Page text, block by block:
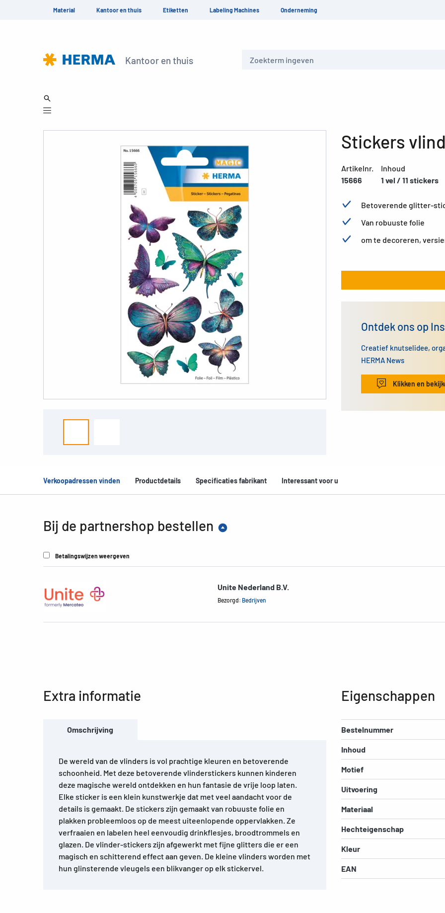
Material Kantoor en thuis Etiketten Labeling Machines Onderneming
Kantoor en thuis
Stickers
Artikelnr.
15666
Inhoud
1 vel / 11 stickers
Betoverende glitter-
Van robuuste folie
om te decoreren,
Ontdek ons op
Creatief knutselidee,
HERMA News
Klikken en
Verkoopadressen vinden Productdetails Specificaties fabrikant Interessant voor u
Bij de partnershop bestellen
Betalingswijzen weergeven
Unite Nederland B.V.
Bezorgd: Bedrijven
Extra informatie
Omschrijving
De wereld van de vlinders is vol prachtige kleuren en betoverende
schoonheid. Met deze betoverende vlinderstickers kunnen kinderen
deze magische wereld ontdekken en hun fantasie de vrije loop laten.
Elke sticker is een klein kunstwerkje dat met veel aandacht voor de
details is gemaakt. De stickers zijn gemaakt van robuuste folie en
plakken probleemloos op de meest uiteenlopende oppervlakken. Ze
verfraaien en labelen heel eenvoudig drinkflesjes, broodtrommels en
glazen. De vlinder-stickers zijn afgewerkt met fijne glitters die er een
magisch en schitterend effect aan geven. De kleine vlinders worden met
hun glinsterende vleugels een blikvanger op elk stickervel.
Eigenschappen
Bestelnummer
Inhoud
Motief
Uitvoering
Materiaal
Hechteigenschap
Kleur
EAN